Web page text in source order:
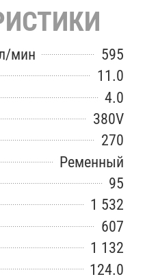
мин
595
11.0
4.0
380V
270
Ременный
95
1 532
607
1 132
124.0